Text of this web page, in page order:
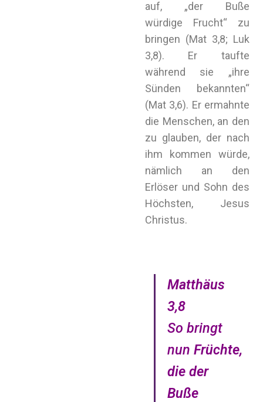
auf, „der Buße
würdige Frucht“ zu
bringen (Mat 3,8; Luk
3,8). Er taufte
während sie „ihre
Sünden bekannten“
(Mat 3,6). Er ermahnte
die Menschen, an den
zu glauben, der nach
ihm kommen würde,
nämlich an den
Erlöser und Sohn des
Höchsten, Jesus
Christus.
Matthäus
3,8
So bringt
nunFrüchte,
die der
Buße